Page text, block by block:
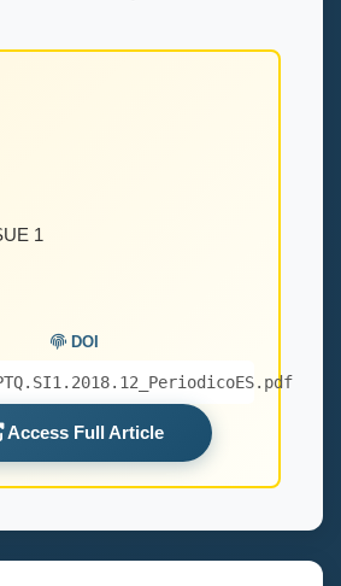
1
DOI
Access Full Article